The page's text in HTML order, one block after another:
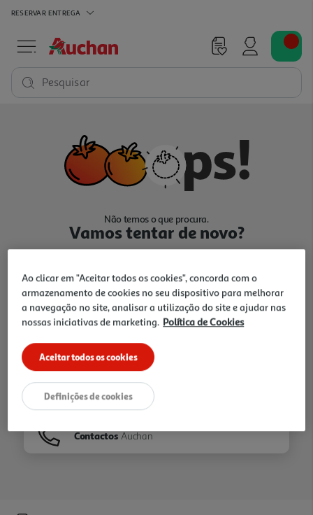
RESERVAR ENTREGA
Pesquisar
Não temos o que procura.
Vamos tentar de novo?
Ir para Homepage
Folhetos
Contactos Auchan
Ao clicar em "Aceitar todos os cookies", concorda com o
armazenamento de cookies no seu dispositivo para melhorar
a navegação no site, analisar a utilização do site e ajudar nas
nossas iniciativas de marketing. Política de Cookies
Aceitar todos os cookies
Definições de cookies